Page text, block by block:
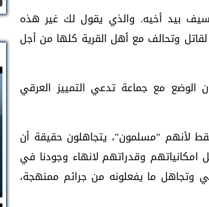
بيد أخيه. والذي يقول لك غير هذه
وتحالف مع أهل القرية كلها من أجل
مع جماعة تدعي التمييز العرقي
لأنهم "مسلمون"، يتجاهلون حقيقة أن
وقدراتهم لانهاء وجودنا في
وتجاهل ما يفعلونه من جرائم ممنهجة،